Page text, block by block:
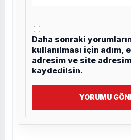
Daha sonraki
kullanılması için adım,
adresim ve site adresim
kaydedilsin.
YORUMU